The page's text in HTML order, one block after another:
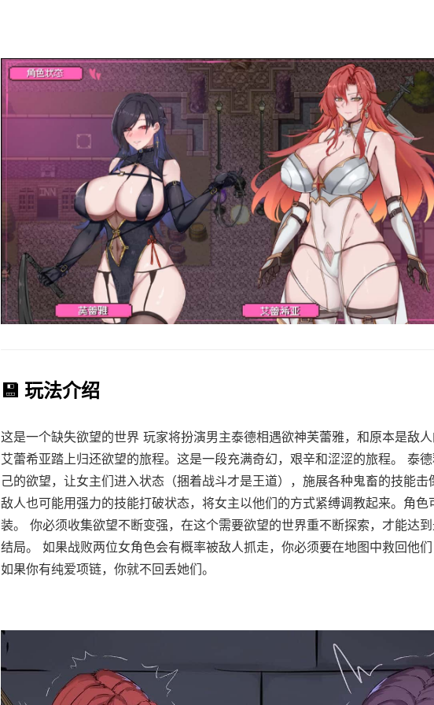
💾 玩法介绍
这是一个缺失欲望的世界 玩家将扮演男主泰德相遇欲神芙蕾雅，和原本是敌
艾蕾希亚踏上归还欲望的旅程。这是一段充满奇幻，艰辛和涩涩的旅程。 泰
己的欲望，让女主们进入状态（捆着战斗才是王道），施展各种鬼畜的技能击
敌人也可能用强力的技能打破状态，将女主以他们的方式紧缚调教起来。角色
装。 你必须收集欲望不断变强，在这个需要欲望的世界重不断探索，才能达
结局。 如果战败两位女角色会有概率被敌人抓走，你必须要在地图中救回他
如果你有纯爱项链，你就不回丢她们。